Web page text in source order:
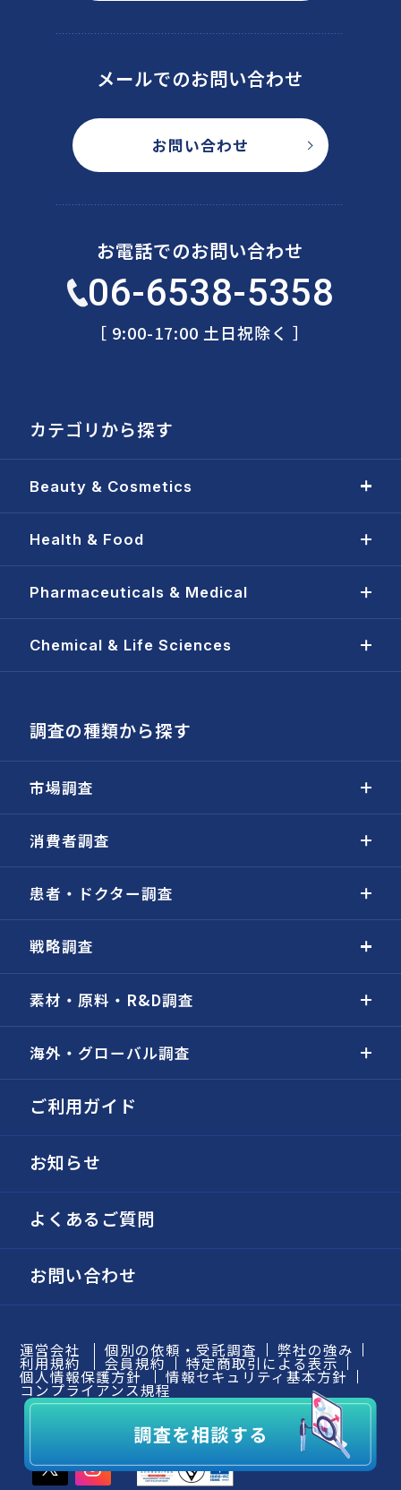
メールでのお問い合わせ
お問い合わせ
お電話でのお問い合わせ
06-6538-5358
［ 9:00-17:00 土日祝除く ］
カテゴリから探す
Beauty & Cosmetics
Health & Food
Pharmaceuticals & Medical
Chemical & Life Sciences
調査の種類から探す
市場調査
消費者調査
患者・ドクター調査
戦略調査
素材・原料・R&D調査
海外・グローバル調査
ご利用ガイド
お知らせ
よくあるご質問
お問い合わせ
運営会社 個別の依頼・受託調査 弊社の強み
利用規約 会員規約 特定商取引による表示
個人情報保護方針 情報セキュリティ基本方針
コンプライアンス規程